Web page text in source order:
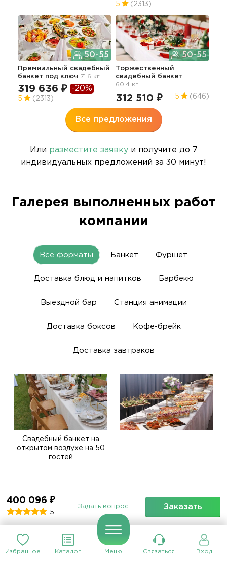
Избранное Каталог Меню Связаться Вход
400 096 ₽
5
Заказать
Задать вопрос
5 (2313)
50-55
Премиальный свадебный
банкет под ключ 71.6 кг
319 636 ₽ -20%
5 (2313)
50-55
Торжественный
свадебный банкет
60.4 кг
312 510 ₽ 5 (646)
Все предложения
Или разместите заявкуи получите до 7
индивидуальных предложений за 30 минут!
Галерея выполненных работ
компании
Все форматы Банкет Фуршет
Доставка блюд и напитков Барбекю
Выездной бар Станция анимации
Доставка боксов Кофе-брейк
Доставка завтраков
Свадебный банкет на
открытом воздухе на 50
гостей
Расскажите друзьям о сервисе
CaterMe.ru